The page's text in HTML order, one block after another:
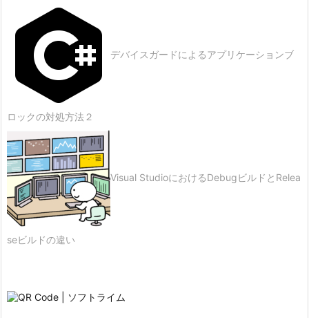
デバイスガードによるアプリケーションブ
ロックの対処方法２
Visual StudioにおけるDebugビルドとRelea
seビルドの違い